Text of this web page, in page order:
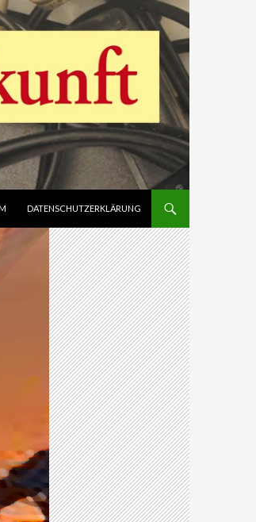
DATENSCHUTZERKLÄRUNG